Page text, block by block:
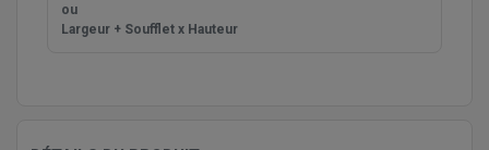
ou
Largeur + Soufflet x Hauteur